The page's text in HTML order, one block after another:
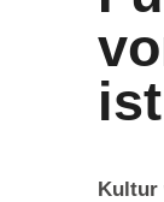
Kultur